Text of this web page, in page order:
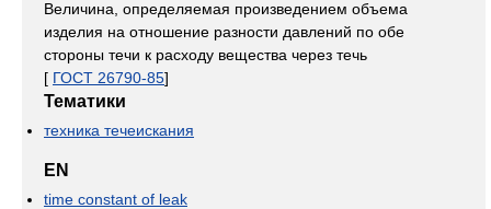
Величина, определяемая произведением объема
изделия на отношение разности давлений по обе
стороны течи к расходу вещества через течь
[ ГОСТ 26790-85]
Тематики
техника течеискания
EN
time constant of leak